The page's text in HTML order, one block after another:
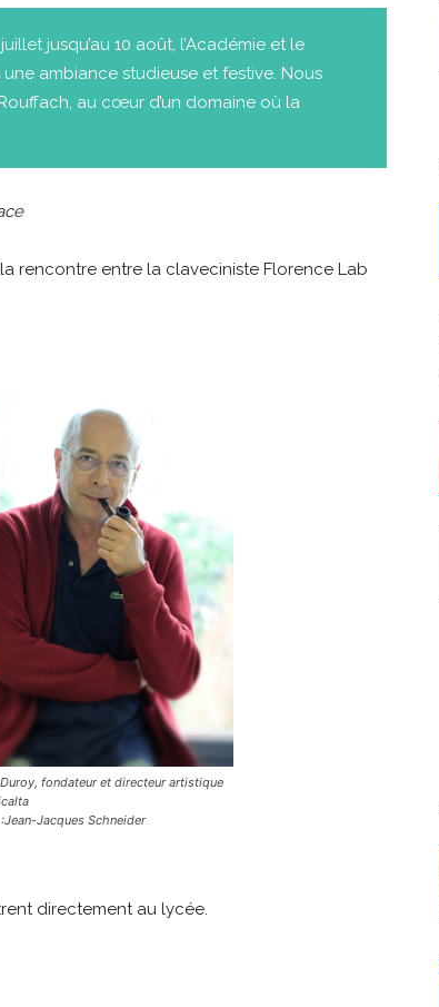
jusqu’au 10 août, l’Académie et le
ambiance studieuse et festive. Nous
au cœur d’un domaine où la
rencontre entre la claveciniste Florence Lab
fondateur et directeur artistique
Jacques Schneider
directement au lycée.